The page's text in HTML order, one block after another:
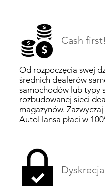
Cash first!
Od rozpoczęcia swej
średnich dealerów
samochodów lub typy
rozbudowanej sieci
magazynów.
AutoHansa płaci w
Dyskrecja